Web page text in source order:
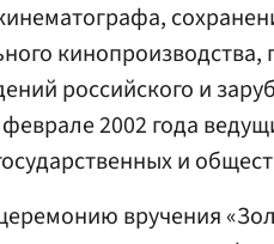
российского и
2002 года
и
вручения